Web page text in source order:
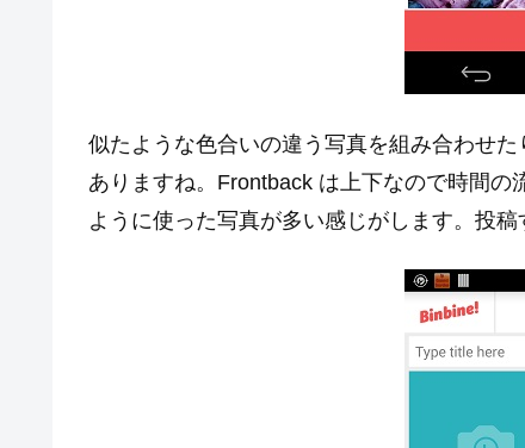
似たような色合いの違う写真を組み合わせ
ありますね。Frontback は上下なので時間
ように使った写真が多い感じがします。投